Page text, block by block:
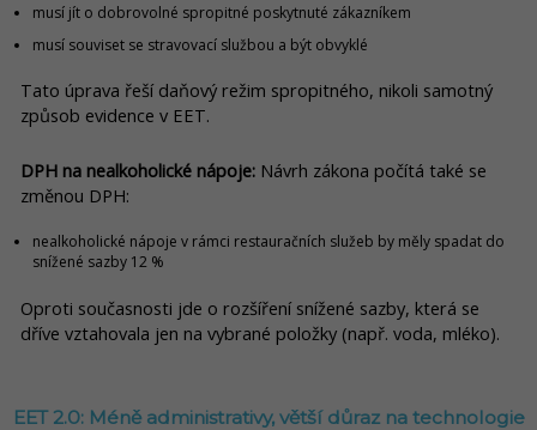
musí jít o dobrovolné spropitné poskytnuté zákazníkem
musí souviset se stravovací službou a být obvyklé
Tato úprava řeší daňový režim spropitného, nikoli samotný
způsob evidence v EET.
DPH na nealkoholické nápoje: Návrh zákona počítá také se
změnou DPH:
nealkoholické nápoje v rámci restauračních služeb by měly spadat do
snížené sazby 12 %
Oproti současnosti jde o rozšíření snížené sazby, která se
dříve vztahovala jen na vybrané položky (např. voda, mléko).
EET 2.0: Méně administrativy, větší důraz na technologie